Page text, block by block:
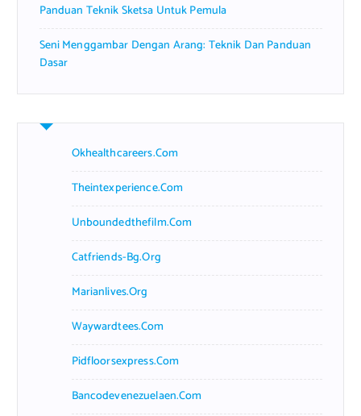
Panduan Teknik Sketsa Untuk Pemula
Seni Menggambar Dengan Arang: Teknik Dan Panduan
Dasar
Okhealthcareers.com
Theintexperience.com
Unboundedthefilm.com
Catfriends-Bg.org
Marianlives.org
Waywardtees.com
Pidfloorsexpress.com
Bancodevenezuelaen.com